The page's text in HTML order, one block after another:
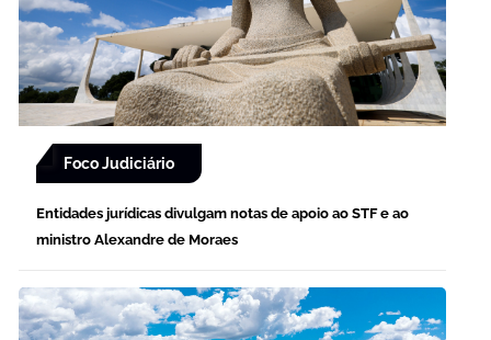
Foco Judiciário
Entidades jurídicas divulgam notas de apoio ao STF e ao
ministro Alexandre de Moraes